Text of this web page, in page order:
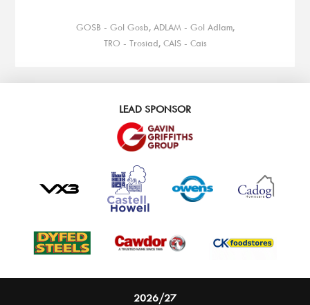
GOSB - Gol Gosb, ADLAM - Gol Adlam,
TRO - Trosiad, CAIS - Cais
LEAD SPONSOR
2026/27